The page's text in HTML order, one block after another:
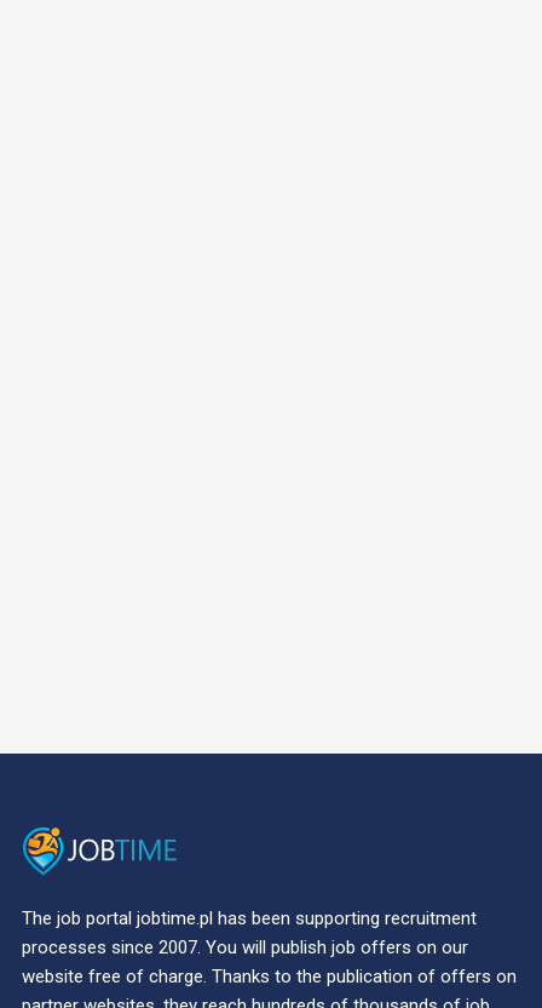
The job portal jobtime.pl has been supporting recruitment
processes since 2007. You will publish job offers on our
website free of charge. Thanks to the publication of offers on